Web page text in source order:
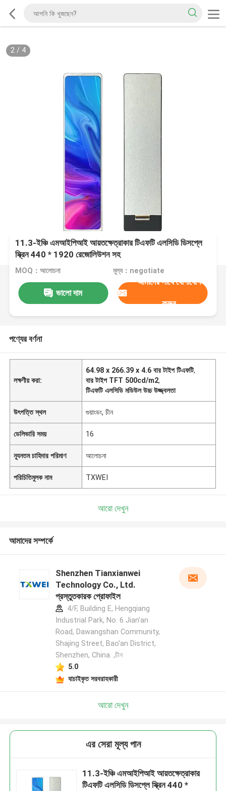
2/ 4
11.3-ইঞ্চি এমআইপিআই আয়তক্ষেত্রাকার টিএফটি এলসিডি ডিসপ্লে
স্ক্রিন 440 * 1920 রেজোলিউশন সহ
MOQ：আলোচনা মূল্য：negotiate
ভালো দাম
আমাদের সাথে যোগাযোগ
করুন
পণ্যের বর্ণনা
লক্ষণীয় করা:
64.98 x 266.39 x 4.6 বার টাইপ টিএফটি,
বার টাইপ TFT 500cd/m2,
টিএফটি এলসিডি মডিউল উচ্চ উজ্জ্বলতা
উৎপত্তি স্থল গুয়াংডং, চীন
ডেলিভারি সময় 16
ন্যূনতম চাহিদার পরিমাণ আলোচনা
পরিচিতিমুলক নাম TXWEI
আরো দেখুন
আমাদের সম্পর্কে
Shenzhen Tianxianwei
Technology Co., Ltd.
প্রস্তুতকারক প্রোফাইল
4/F, Building E, Hengqiang
Industrial Park, No. 6 Jian'an
Road, Dawangshan Community,
Shajing Street, Bao'an District,
Shenzhen, China. ,চীন
5.0
যাচাইকৃত সরবরাহকারী
আরো দেখুন
এর সেরা মূল্য পান
11.3-ইঞ্চি এমআইপিআই আয়তক্ষেত্রাকার
টিএফটি এলসিডি ডিসপ্লে স্ক্রিন 440 *